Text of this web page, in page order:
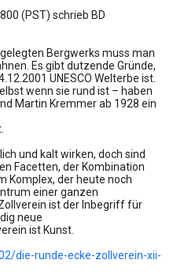
(PST) schrieb BD
Bergwerks muss man
Es gibt dutzende Gründe,
UNESCO Welterbe ist.
wenn sie rund ist – haben
Martin Kremmer ab 1928 ein
und kalt wirken, doch sind
Facetten, der Kombination
Komplex, der heute noch
einer ganzen
ist der Inbegriff für
neue
ist Kunst.
die-runde-ecke-zollverein-xii-